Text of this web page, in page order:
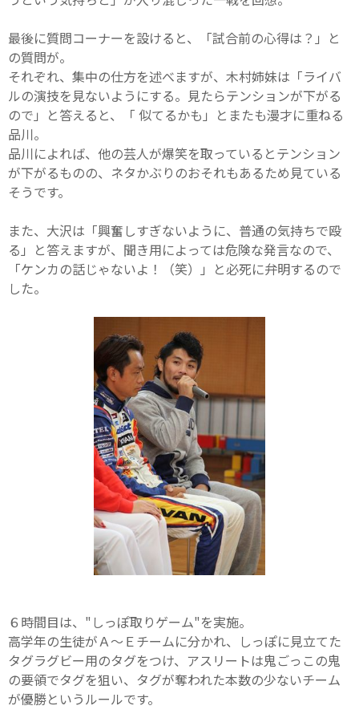
最後に質問コーナーを設けると、「試合前の心得は？」と
の質問が。
それぞれ、集中の仕方を述べますが、木村姉妹は「ライバ
ルの演技を見ないようにする。見たらテンションが下がる
ので」と答えると、「 似てるかも」とまたも漫才に重ねる
品川。
品川によれば、他の芸人が爆笑を取っているとテンション
が下がるものの、ネタかぶりのおそれもあるため見ている
そうです。
また、大沢は「興奮しすぎないように、普通の気持ちで殴
る」と答えますが、聞き用によっては危険な発言なので、
「ケンカの話じゃないよ！（笑）」と必死に弁明するので
した。
６時間目は、"しっぽ取りゲーム"を実施。
高学年の生徒がＡ～Ｅチームに分かれ、しっぽに見立てた
タグラグビー用のタグをつけ、アスリートは鬼ごっこの鬼
の要領でタグを狙い、タグが奪われた本数の少ないチーム
が優勝というルールです。